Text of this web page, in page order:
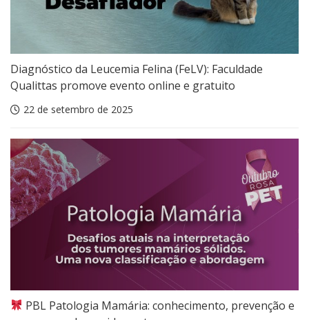
Diagnóstico da Leucemia Felina (FeLV): Faculdade
Qualittas promove evento online e gratuito
22 de setembro de 2025
PBL Patologia Mamária: conhecimento, prevenção e